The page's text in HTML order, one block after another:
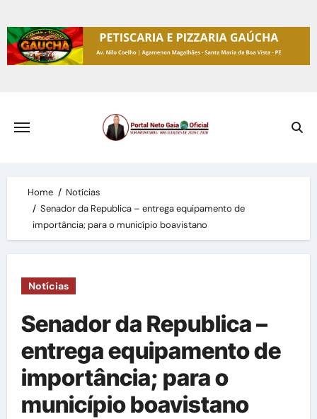
to
content
Home
Notícias
Senador da Republica – entrega equipamento de
importância; para o município boavistano
Notícias
Senador da Republica –
entrega equipamento de
importância; para o
município boavistano